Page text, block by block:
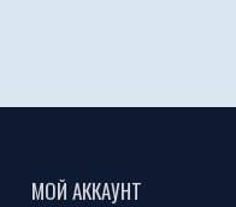
МОЙ АККАУНТ